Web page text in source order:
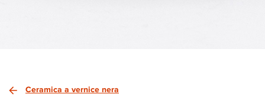
Ceramica a vernice nera